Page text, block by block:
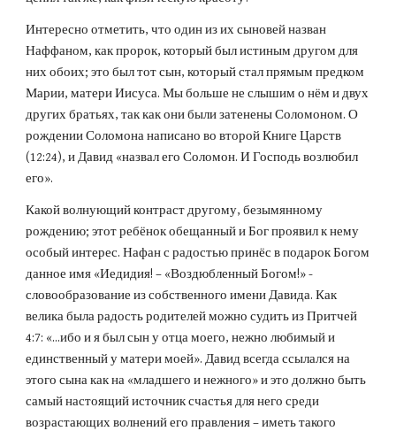
Интересно отметить, что один из их сыновей назван
Наффаном, как пророк, который был истиным другом для
них обоих; это был тот сын, который стал прямым предком
Марии, матери Иисуса. Мы больше не слышим о нём и двух
других братьях, так как они были затенены Соломоном. О
рождении Соломона написано во второй Книге Царств
(12:24), и Давид «назвал его Соломон. И Господь возлюбил
его».
Какой волнующий контраст другому, безымянному
рождению; этот ребёнок обещанный и Бог проявил к нему
особый интерес. Нафан с радостью принёс в подарок Богом
данное имя «Иедидия! – «Воздюбленный Богом!» -
словообразование из собственного имени Давида. Как
велика была радость родителей можно судить из Притчей
4:7: «...ибо и я был сын у отца моего, нежно любимый и
единственный у матери моей». Давид всегда ссылался на
этого сына как на «младшего и нежного» и это должно быть
самый настоящий источник счастья для него среди
возрастающих волнений его правления – иметь такого